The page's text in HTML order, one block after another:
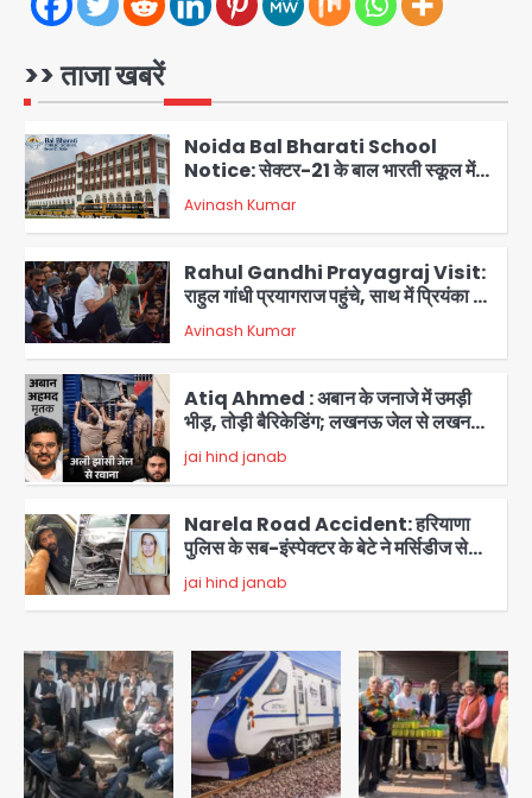
>> ताजा खबरें
1
Congress Mission 2027:
2
Noida Bal Bharati School
Notice: सेक्टर-21 के बाल भारती स्कूल में
बिना खिड़की-वेंटिलेशन बेसमेंट में चल रही थी
8वीं की क्लास, NCPCR की शिकायत पर
भेजा नोटिस
Avinash Kumar
3
Rahul Gandhi Prayagraj Visit:
राहुल गांधी प्रयागराज पहुंचे, साथ में प्रियंका की
बेटी मिराया; केपी ग्राउंड में छात्रों से संवाद,
सिर्फ 5 हजार मौजूद
Avinash Kumar
4
Atiq Ahmed : अबान के जनाजे में उमड़ी
भीड़, तोड़ी बैरिकेडिंग; लखनऊ जेल से लखनऊ
पहुंचा उमर
jai hind janab
5
Narela Road Accident: हरियाणा
पुलिस के सब-इंस्पेक्टर के बेटे ने मर्सिडीज से
मारी टक्कर, 70 वर्षीय राहगीर महिला की मौत
jai hind janab
1
Congress Mission 2027:
गाजियाबाद कांग्रेस के सह-पर्यवेक्षक बने
सतेन्द्र शर्मा, गौतमबुद्धनगर नेताओं ने जताया
आभार
Avinash Kumar
Noida Bal Bharati School